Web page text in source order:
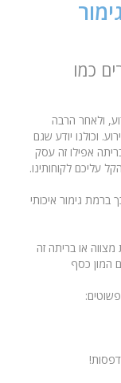
כמו
ולאחר הרבה
וכולנו יודע שגם
אפילו זה עסק
עליכם לקוחותינו.
גימור איכותי
או בריתה זה
המון כסף